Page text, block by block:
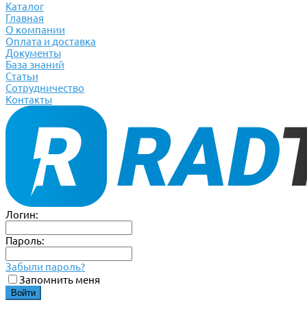
Каталог
Главная
О компании
Оплата и доставка
Документы
База знаний
Статьи
Сотрудничество
Контакты
Логин:
Пароль:
Забыли пароль?
Запомнить меня